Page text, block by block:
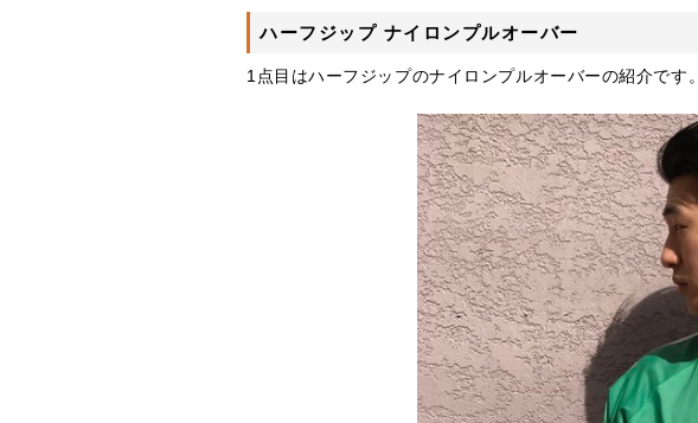
ハーフジップ ナイロンプルオーバー
1点目はハーフジップのナイロンプルオーバーの紹介です。